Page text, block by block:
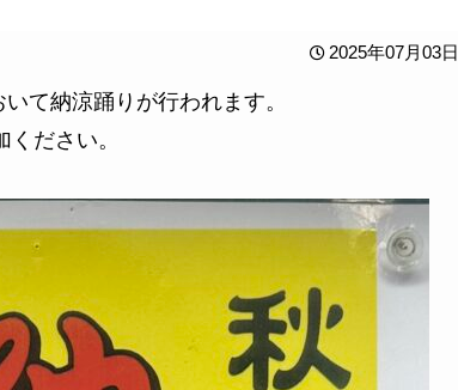
2025年07月03日
て納涼踊りが行われます。
ださい。